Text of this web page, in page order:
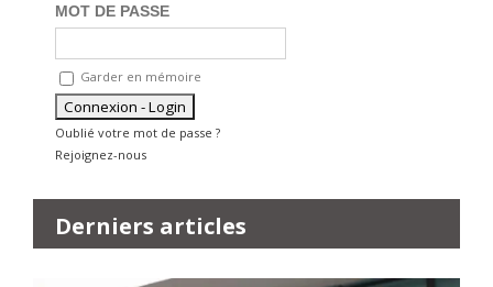
MOT DE PASSE
Garder en mémoire
Oublié votre mot de passe ?
Rejoignez-nous
Derniers articles